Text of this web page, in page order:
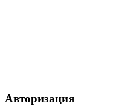
Авторизация